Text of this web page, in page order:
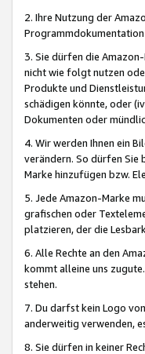
2. Ihre Nutzung der
Programmdokumentation
3. Sie dürfen die
nicht wie folgt nutzen
Produkte und
schädigen könnte, oder
Dokumenten oder
4. Wir werden Ihnen ein
verändern. So dürfen Sie
Marke hinzufügen bzw.
5. Jede Amazon-Marke
grafischen oder
platzieren, der die
6. Alle Rechte an den
kommt alleine uns
stehen.
7. Du darfst kein Logo
anderweitig verwenden,
8. Sie dürfen in keiner